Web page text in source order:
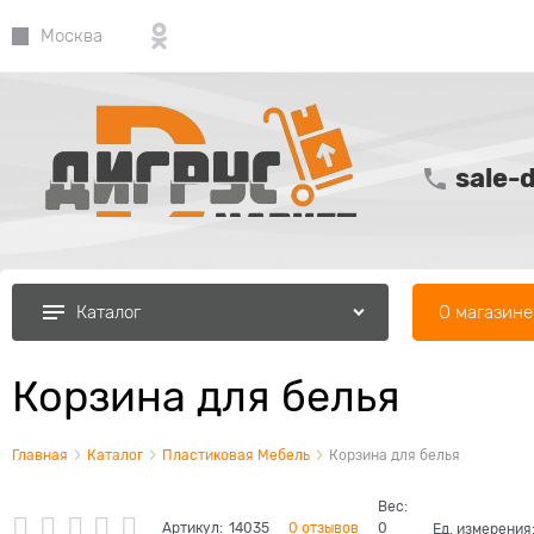
Москва
sale-
Каталог О магазине
Корзина для белья
Главная Каталог Пластиковая Мебель Корзина для белья
Артикул: 14035 0 отзывов
Вес:
0
Ед. измерения: